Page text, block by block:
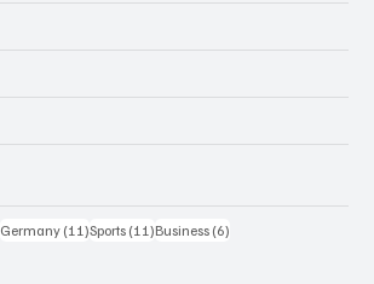
12 Beiträge
Germany (11)11 Beiträge
Sports (11)11 Beiträge
Business (6)